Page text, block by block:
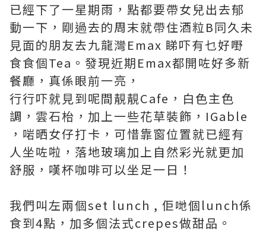
已經下了一星期雨，點都要帶女兒出去郁
動一下，剛過去的周末就帶住酒粒B同久未
見面的朋友去九龍灣Emax 睇吓有乜好嘢
食食個Tea。發現近期Emax都開咗好多新
餐廳，真係眼前一亮，
行行吓就見到呢間靚靚Cafe，白色主色
調，雲石枱，加上一些花草裝飾，IGable
，啱晒女仔打卡，可惜靠窗位置就已經有
人坐咗啦，落地玻璃加上自然彩光就更加
舒服，嘆杯咖啡可以坐足一日！
我們叫左兩個set lunch , 佢哋個lunch係
食到4點，加多個法式crepes做甜品。